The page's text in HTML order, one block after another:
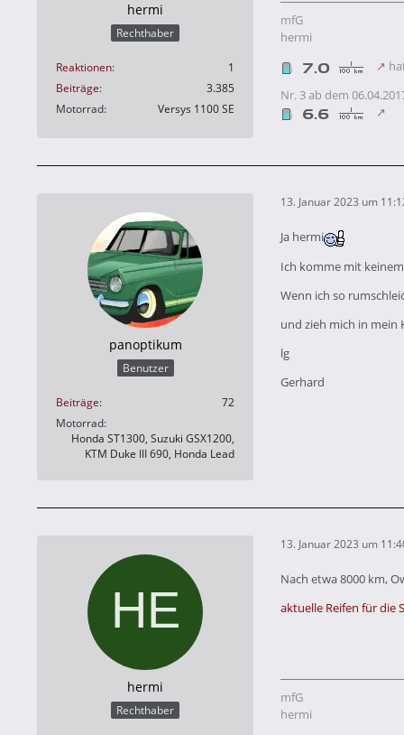
hermi
Rechthaber
Reaktionen
1
Beiträge
3.385
Motorrad
Versys 1100 SE
mfG
hermi
Nr. 3 ab dem
panoptikum
Benutzer
Beiträge
72
Motorrad
Honda ST1300, Suzuki GSX1200,
KTM Duke III 690, Honda Lead
13. Januar 2023 um
Ja hermi
Ich komme mit
Wenn ich so
und zieh mich in mein
lg
Gerhard
hermi
Rechthaber
13. Januar 2023 um
Nach etwa 8000 km,
aktuelle Reifen für die
mfG
hermi